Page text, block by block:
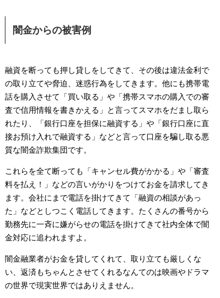
闇金からの被害例
融資を断っても押し貸しをしてきて、その後は違法金利で
の取り立てや脅迫、迷惑行為をしてきます。他にも携帯電
話を購入させて「買い取る」や「携帯スマホの購入での審
査で信用情報を書きかえる」と言ってスマホをだまし取ら
れたり、「銀行口座を担保に融資する」や「銀行口座に直
接お預け入れで融資する」などと言って口座を騙し取る悪
質な闇金詐欺集団です。
これらを全て断っても「キャンセル費がかかる」や「審査
料を払え！」などの言いがかりをつけてお金を請求してき
ます。会社にまで電話を掛けてきて「融資の相談があっ
た」などとしつこく電話してきます。たくさんの番号から
勤務先に一斉に嫌がらせの電話を掛けてきて社内全体で闇
金対応に追われますよ。
闇金融業者がお金を貸してくれて、取り立ても厳しくな
い、返済もちゃんとさせてくれるなんてのは映画やドラマ
の世界で現実世界ではありえません。